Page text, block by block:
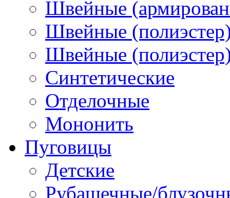
Швейные
Швейные
Швейные
Синтетические
Отделочные
Мононить
Пуговицы
Детские
Рубашечные/